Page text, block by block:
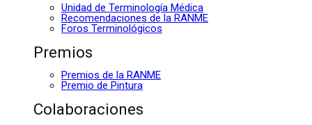
Unidad de Terminología Médica
Recomendaciones de la RANME
Foros Terminológicos
Premios
Premios de la RANME
Premio de Pintura
Colaboraciones